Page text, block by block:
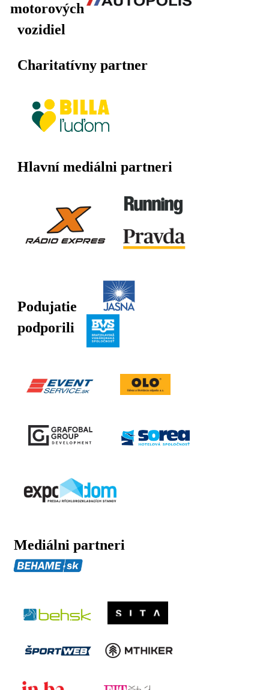
motorových
vozidiel
Charitatívny partner
Hlavní mediálni partneri
Podujatie
podporili
Mediálni partneri